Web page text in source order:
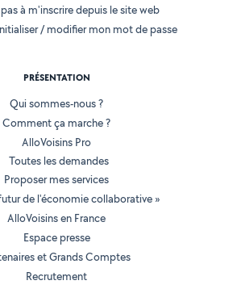
à m'inscrire depuis le site web
/ modifier mon mot de passe
PRÉSENTATION
Qui sommes-nous ?
Comment ça marche ?
AlloVoisins Pro
Toutes les demandes
Proposer mes services
de l'économie collaborative »
AlloVoisins en France
Espace presse
et Grands Comptes
Recrutement